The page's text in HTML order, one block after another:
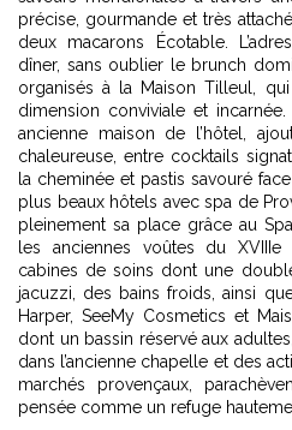
précise, gourmande et très
deux macarons Écotable.
dîner, sans oublier le brunch
organisés à la Maison Tilleul,
dimension conviviale et
ancienne maison de l’hôtel,
chaleureuse, entre cocktails
la cheminée et pastis savouré
plus beaux hôtels avec spa de
pleinement sa place grâce au
les anciennes voûtes du
cabines de soins dont une
jacuzzi, des bains froids, ainsi
Harper, SeeMy Cosmetics et
dont un bassin réservé aux
dans l’ancienne chapelle et des
marchés provençaux,
pensée comme un refuge